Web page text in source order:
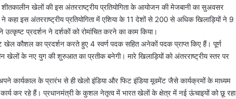
शीतकालीन खेलों की इस अंतरराष्ट्रीय प्रतियोगिता के आयोजन की मेजबानी का सुअवसर
कहा इस अंतरराष्ट्रीय प्रतियोगिता में एशिया के 11 देशों से 200 से अधिक खिलाड़ियों ने 9
प्रदर्शन ने दर्शकों को रोमांचित करने का काम किया।
खेल कौशल का प्रदर्शन करते हुए 4 स्वर्ण पदक सहित अनेकों पदक प्राप्त किए हैं। पूर्ण
खेलों के नए युग की शुरुआत का प्रतीक बनेगी। मारे खिलाड़ियों को अंतरराष्ट्रीय स्तर पर
कार्यकाल के प्रारंभ से ही खेलो इंडिया और फिट इंडिया मूवमेंट जैसे कार्यक्रमों के माध्यम
कर रहे हैं। प्रधानमंत्री के कुशल नेतृत्व में भारत खेलों के क्षेत्र में नई ऊंचाइयों को छू रहा